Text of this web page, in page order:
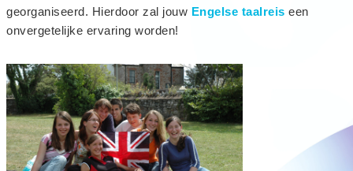
georganiseerd. Hierdoor zal jouw Engelse taalreis een
onvergetelijke ervaring worden!